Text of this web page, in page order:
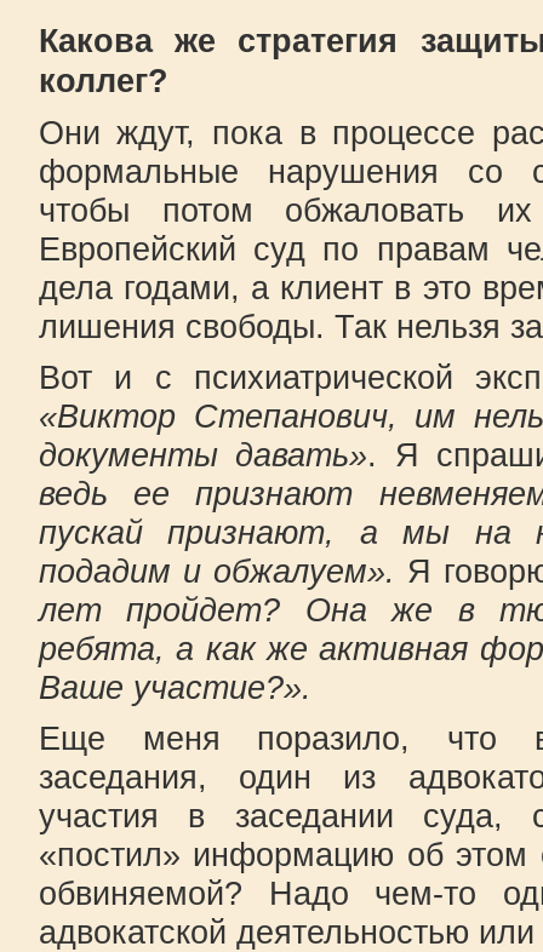
Какова же стратегия
коллег?
Они ждут, пока в процессе
формальные нарушения со
чтобы потом обжаловать
Европейский суд по правам
дела годами, а клиент в это
лишения свободы. Так нельзя
Вот и с психиатрической
«Виктор Степанович, им
документы давать». Я
ведь ее признают
пускай признают, а мы
подадим и обжалуем». Я
лет пройдет? Она же в
ребята, а как же активная
Ваше участие?».
Еще меня поразило, что
заседания, один из
участия в заседании
«постил» информацию об
обвиняемой? Надо чем-то
адвокатской деятельностью